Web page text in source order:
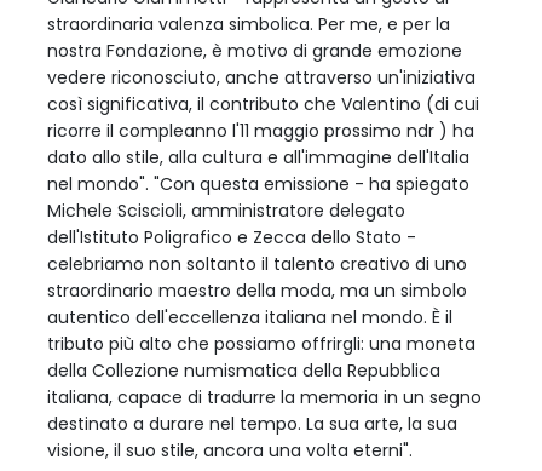
straordinaria valenza simbolica. Per me, e per la
nostra Fondazione, è motivo di grande emozione
vedere riconosciuto, anche attraverso un'iniziativa
così significativa, il contributo che Valentino (di cui
ricorre il compleanno l'11 maggio prossimo ndr ) ha
dato allo stile, alla cultura e all'immagine dell'Italia
nel mondo". "Con questa emissione - ha spiegato
Michele Sciscioli, amministratore delegato
dell'Istituto Poligrafico e Zecca dello Stato -
celebriamo non soltanto il talento creativo di uno
straordinario maestro della moda, ma un simbolo
autentico dell'eccellenza italiana nel mondo. È il
tributo più alto che possiamo offrirgli: una moneta
della Collezione numismatica della Repubblica
italiana, capace di tradurre la memoria in un segno
destinato a durare nel tempo. La sua arte, la sua
visione, il suo stile, ancora una volta eterni".